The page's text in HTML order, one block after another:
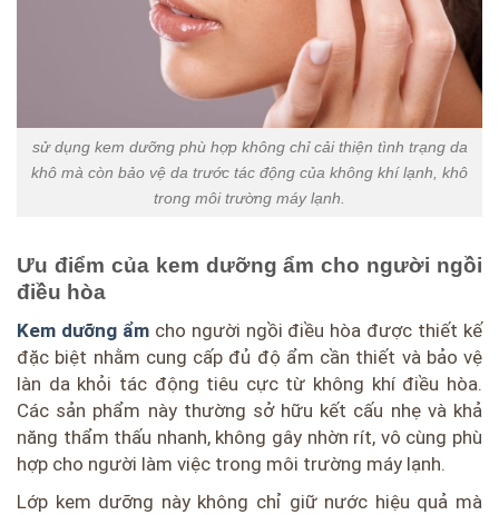
sử dụng kem dưỡng phù hợp không chỉ cải thiện tình trạng da
khô mà còn bảo vệ da trước tác động của không khí lạnh, khô
trong môi trường máy lạnh.
Ưu điểm của kem dưỡng ẩm cho người ngồi
điều hòa
Kem dưỡng ẩmcho người ngồi điều hòa được thiết kế
đặc biệt nhằm cung cấp đủ độ ẩm cần thiết và bảo vệ
làn da khỏi tác động tiêu cực từ không khí điều hòa.
Các sản phẩm này thường sở hữu kết cấu nhẹ và khả
năng thẩm thấu nhanh, không gây nhờn rít, vô cùng phù
hợp cho người làm việc trong môi trường máy lạnh.
Lớp kem dưỡng này không chỉ giữ nước hiệu quả mà